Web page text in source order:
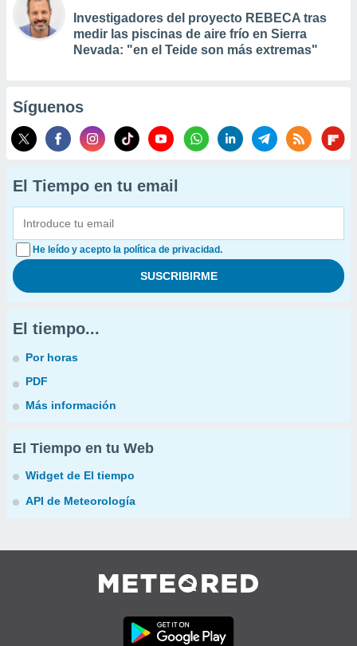
Investigadores del proyecto REBECA tras
medir las piscinas de aire frío en Sierra
Nevada: "en el Teide son más extremas"
Síguenos
El Tiempo en tu email
He leído y acepto la política de privacidad.
El tiempo...
Por horas
PDF
Más información
El Tiempo en tu Web
Widget de El tiempo
API de Meteorología